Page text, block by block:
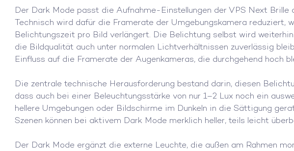
Der Dark Mode passt die Aufnahme-Einstellungen der VPS Next Brille
Technisch wird dafür die Framerate der Umgebungskamera reduziert,
Belichtungszeit pro Bild verlängert. Die Belichtung selbst wird
die Bildqualität auch unter normalen Lichtverhältnissen zuverlässig
Einfluss auf die Framerate der Augenkameras, die durchgehend hoch
Die zentrale technische Herausforderung bestand darin, diesen
dass auch bei einer Beleuchtungsstärke von nur 1–2 Lux noch ein
hellere Umgebungen oder Bildschirme im Dunkeln in die Sättigung
Szenen können bei aktivem Dark Mode merklich heller, teils leicht
Der Dark Mode ergänzt die externe Leuchte, die außen am Rahmen